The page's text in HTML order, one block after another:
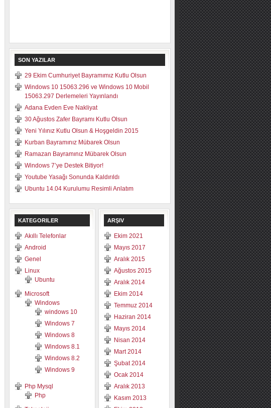
SON YAZILAR
29 Ekim Cumhuriyet Bayramımız Kutlu Olsun
Windows 10 15063.296 ve Windows 10 Mobil
15063.297 Derlemeleri Yayınlandı
Adana Evden Eve Nakliyat
30 Ağustos Zafer Bayramı Kutlu Olsun
Yeni Yılınız Kutlu Olsun & Hoşgeldin 2015
Kurban Bayramınız Mübarek Olsun
Ramazan Bayramınız Mübarek Olsun
Windows 7’ye Destek Bitiyor!
Youtube Yasağı Sonunda Kaldırıldı
Ubuntu 14.04 Kurulumu Resimli Anlatım
KATEGORILER
Akıllı Telefonlar
Android
Genel
Linux
Ubuntu
Microsoft
Windows
windows 10
Windows 7
Windows 8
Windows 8.1
Windows 8.2
Windows 9
Php Mysql
Php
ARŞIV
Ekim 2021
Mayıs 2017
Aralık 2015
Ağustos 2015
Aralık 2014
Ekim 2014
Temmuz 2014
Haziran 2014
Mayıs 2014
Nisan 2014
Mart 2014
Şubat 2014
Ocak 2014
Aralık 2013
Kasım 2013